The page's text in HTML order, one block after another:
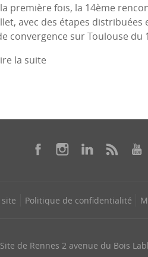
première fois, la 14ème
avec des étapes
convergence sur Toulouse du
la suite
Politique de confidentialité
de Rennes 2 avenue du Bois